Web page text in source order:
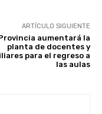
ARTÍCULO SIGUIENTE
aumentará la
planta de docentes y
para el regreso a
las aulas